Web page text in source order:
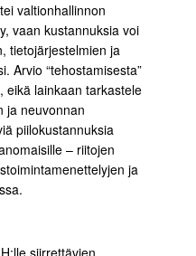
valtionhallinnon
vaan kustannuksia voi
tietojärjestelmien ja
Arvio “tehostamisesta”
eikä lainkaan tarkastele
ja neuvonnan
piilokustannuksia
– riitojen
ja